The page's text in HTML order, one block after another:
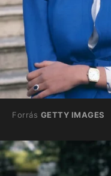
Forrás GETTY IMAGES